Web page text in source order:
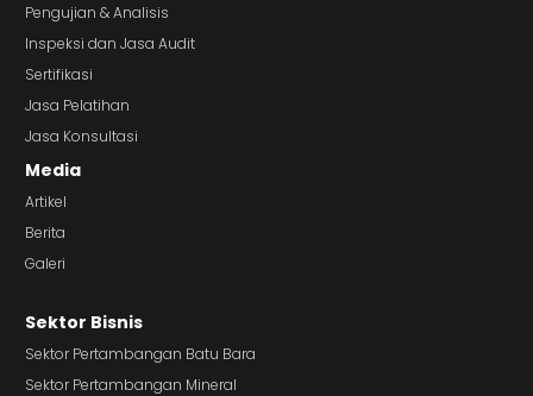
Pengujian & Analisis
Inspeksi dan Jasa Audit
Sertifikasi
Jasa Pelatihan
Jasa Konsultasi
Media
Artikel
Berita
Galeri
Sektor Bisnis
Sektor Pertambangan Batu Bara
Sektor Pertambangan Mineral